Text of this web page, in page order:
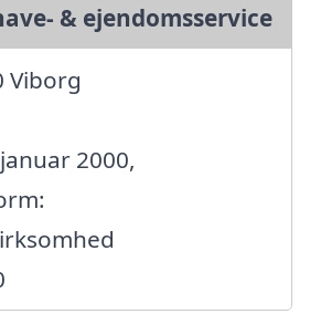
& ejendomsservice
Viborg
2000,